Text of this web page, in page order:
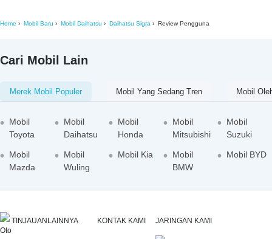
Home Mobil Baru Mobil Daihatsu Daihatsu Sigra Review Pengguna
Cari Mobil Lain
Merek Mobil Populer Mobil Yang Sedang Tren Mobil
Mobil
Toyota
Mobil
Daihatsu
Mobil
Honda
Mobil
Mitsubishi
Mobil
Suzuki
Mobil
Mazda
Mobil
Wuling
Mobil Kia
Mobil
BMW
Mobil BYD
TINJAUAN LAINNYA KONTAK KAMI JARINGAN KAMI